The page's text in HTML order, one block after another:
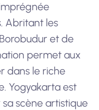
Abritant les
et de
permet aux
dans le riche
Yogyakarta est
scène artistique